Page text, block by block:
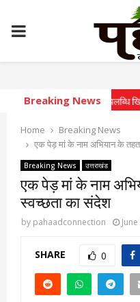
PRIMARY
MENU
Breaking News
शर्मा की उपलब्धि खिलाड़ियों के
Home
Breaking News
एक पेड़ मां के नाम अभियान के
Breaking News उत्तराखंड
एक पेड़ मां के नाम
स्वच्छता का संदेश
by pahaadconnection
SHARE 0